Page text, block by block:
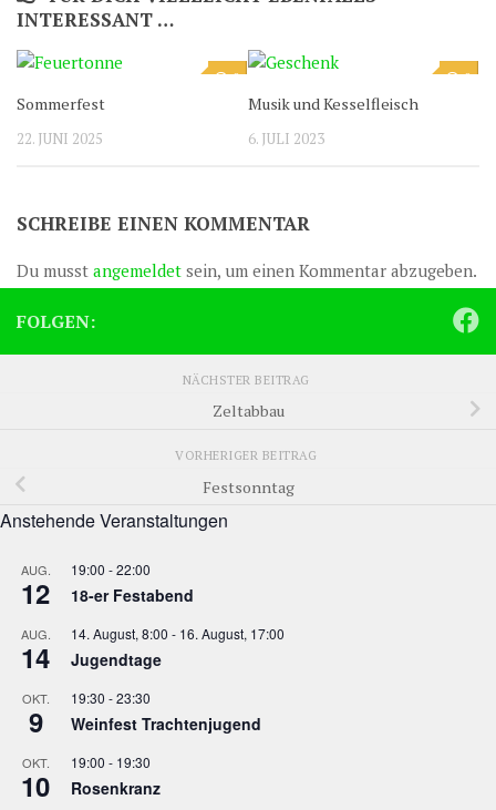
INTERESSANT …
0
Sommerfest
22. JUNI 2025
0
Musik und Kesselfleisch
6. JULI 2023
SCHREIBE EINEN KOMMENTAR
Du musst angemeldet sein, um einen Kommentar abzugeben.
FOLGEN:
NÄCHSTER BEITRAG
Zeltabbau
VORHERIGER BEITRAG
Festsonntag
Anstehende Veranstaltungen
AUG.
12
19:00 -22:00
18-er Festabend
AUG.
14
14. August, 8:00 - 16. August, 17:00
Jugendtage
OKT.
9
19:30 -23:30
Weinfest Trachtenjugend
OKT.
10
19:00 - 19:30
Rosenkranz